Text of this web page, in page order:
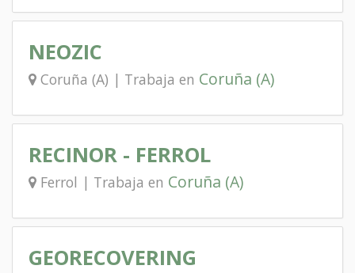
NEOZIC
Coruña (A) | Trabaja en Coruña (A)
RECINOR - FERROL
Ferrol | Trabaja en Coruña (A)
GEORECOVERING